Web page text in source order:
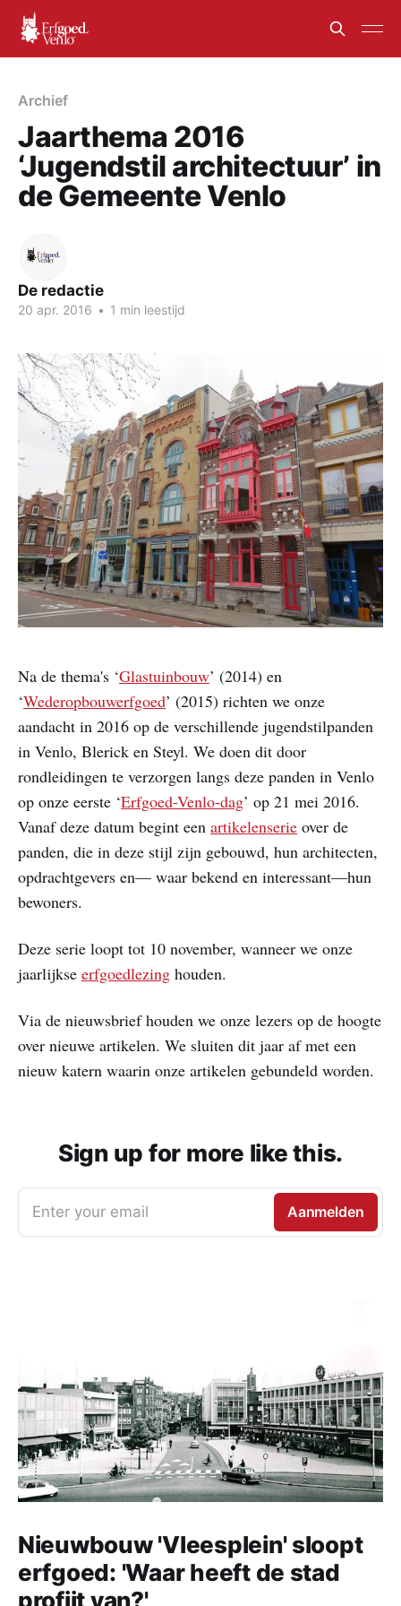
Archief
Jaarthema 2016
‘Jugendstil architectuur’ in
de Gemeente Venlo
De redactie
20 apr. 2016 • 1 min leestijd
Na de thema's ‘Glastuinbouw’ (2014) en
‘Wederopbouwerfgoed’ (2015) richten we onze
aandacht in 2016 op de verschillende jugendstilpanden
in Venlo, Blerick en Steyl. We doen dit door
rondleidingen te verzorgen langs deze panden in Venlo
op onze eerste ‘Erfgoed-Venlo-dag’ op 21 mei 2016.
Vanaf deze datum begint een artikelenserie over de
panden, die in deze stijl zijn gebouwd, hun architecten,
opdrachtgevers en— waar bekend en interessant—hun
bewoners.
Deze serie loopt tot 10 november, wanneer we onze
jaarlijkse erfgoedlezing houden.
Via de nieuwsbrief houden we onze lezers op de hoogte
over nieuwe artikelen. We sluiten dit jaar af met een
nieuw katern waarin onze artikelen gebundeld worden.
Sign up for more like this.
Enter your email Aanmelden
Nieuwbouw 'Vleesplein' sloopt
erfgoed: 'Waar heeft de stad